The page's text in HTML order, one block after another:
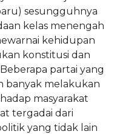
sesungguhnya
kelas menengah
kehidupan
konstitusi dan
partai yang
banyak melakukan
masyarakat
tergadai dari
yang tidak lain